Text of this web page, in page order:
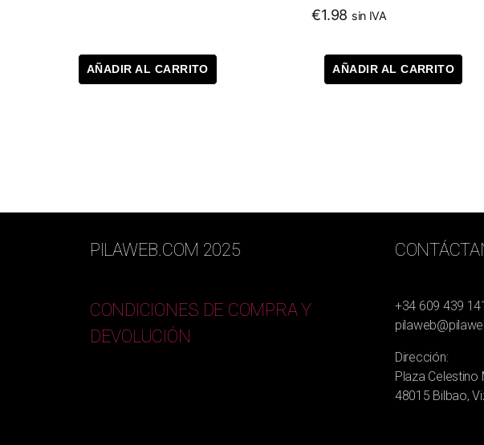
AÑADIR AL CARRITO
€1.98 sin IVA
AÑADIR AL CARRITO
PILAWEB.COM 2025
CONDICIONES DE COMPRA Y
DEVOLUCIÓN
+34 609 439 141
Dirección:
Plaza Celestino
48015 Bilbao,